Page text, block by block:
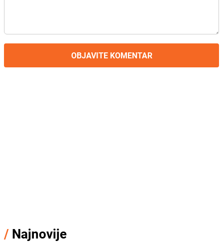
OBJAVITE KOMENTAR
/ Najnovije